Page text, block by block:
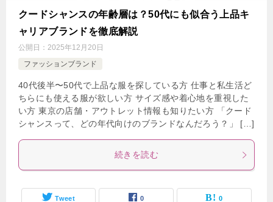
クードシャンスの年齢層は？50代にも似合う上品キ
ャリアブランドを徹底解説
公開日： 2025年12月20日
ファッションブランド
40代後半〜50代で上品な服を探している方 仕事と私生活ど
ちらにも使える服が欲しい方 サイズ感や着心地を重視した
い方 東京の店舗・アウトレット情報も知りたい方 「クード
シャンスって、どの年代向けのブランドなんだろう？」 […]
続きを読む
Tweet 0 0